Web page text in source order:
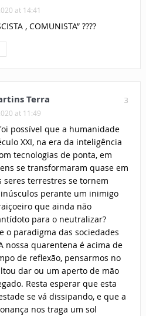
at 14:41
, COMUNISTA” ????
3
Terra
at 11:49
possível que a humanidade
XXI, na era da inteligência
tecnologias de ponta, em
se transformaram quase em
seres terrestres se tornem
perante um inimigo
que ainda não
para o neutralizar?
o paradigma das sociedades
nossa quarentena é acima de
de reflexão, pensarmos no
dar ou um aperto de mão
Resta esperar que esta
se vá dissipando, e que a
nos traga um sol